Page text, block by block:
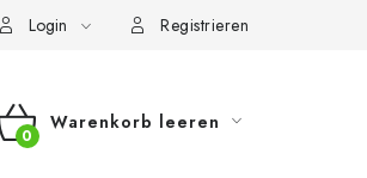
Login Registrieren
WARENKORB
Warenkorb leeren